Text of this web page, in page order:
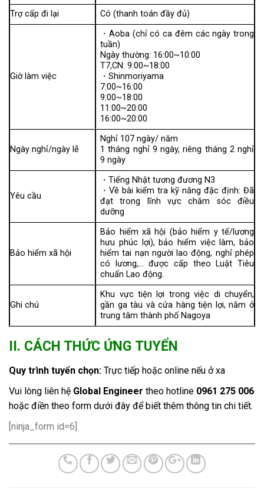
Trợ cấp đi lại
Có (thanh toán đầy đủ)
Giờ làm việc
・Aoba (chỉ có ca đêm các ngày trong
tuần)
Ngày thường: 16:00~10:00
T7,CN: 9:00~18:00
・Shinmoriyama
7:00~16:00
9:00~18:00
11:00~20:00
16:00~20:00
Ngày nghỉ/ngày lễ
Nghỉ 107 ngày/ năm
1 tháng nghỉ 9 ngày, riêng tháng 2 nghỉ
9 ngày
Yêu cầu
・Tiếng Nhật tương đương N3
・Về bài kiểm tra kỹ năng đặc định: Đã
đạt trong lĩnh vực chăm sóc điều
dưỡng
Bảo hiểm xã hội
Bảo hiểm xã hội (bảo hiểm y tế/lương
hưu phúc lợi), bảo hiểm việc làm, bảo
hiểm tai nạn người lao động, nghỉ phép
có lương,… được cấp theo Luật Tiêu
chuẩn Lao động.
Ghi chú
Khu vực tiện lợi trong việc di chuyển,
gần ga tàu và cửa hàng tiện lợi, nằm ở
trung tâm thành phố Nagoya
II. CÁCH THỨC ỨNG TUYỂN
Quy trình tuyển chọn: Trực tiếp hoặc online nếu ở xa
Vui lòng liên hệ Global Engineer theo hotline 0961 275 006
hoặc điền theo form dưới đây để biết thêm thông tin chi tiết.
[ninja_form id=6]